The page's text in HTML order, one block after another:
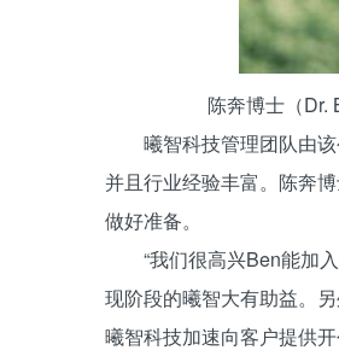
陈奔博士（Dr.
曦智科技管理团队由
并且行业经验丰富。陈奔
做好准备。
“我们很高兴Ben能加
现阶段的曦智大有助益。
曦智科技加速向客户提供